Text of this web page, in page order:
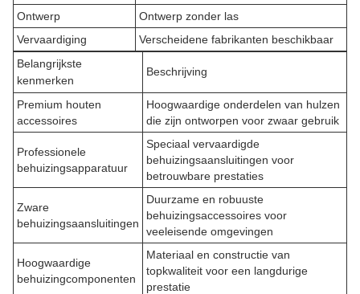
Ontwerp
Ontwerp zonder las
Vervaardiging
Verscheidene fabrikanten beschikbaar
Belangrijkste
kenmerken
Beschrijving
Premium houten
accessoires
Hoogwaardige onderdelen van hulzen
die zijn ontworpen voor zwaar gebruik
Professionele
behuizingsapparatuur
Speciaal vervaardigde
behuizingsaansluitingen voor
betrouwbare prestaties
Zware
behuizingsaansluitingen
Duurzame en robuuste
behuizingsaccessoires voor
veeleisende omgevingen
Hoogwaardige
behuizingcomponenten
Materiaal en constructie van
topkwaliteit voor een langdurige
prestatie